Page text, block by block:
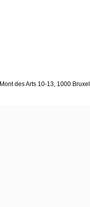
Mont des Arts 10-13, 1000